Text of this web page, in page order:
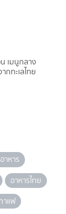
เมนูกลาง
ทะเลไทย
าหาร
อาหารไทย
าแฟ